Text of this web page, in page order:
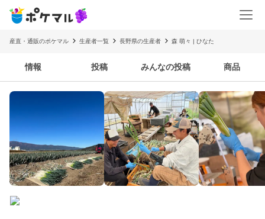
産直・通販のポケマル 生産者一覧 長野県の生産者 森 萌々 | ひなた
情報 投稿 みんなの投稿 商品